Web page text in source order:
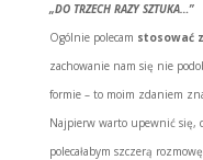
„DO TRZECH RAZY SZTUKA…”
Ogólnie polecam stosować
zachowanie nam się nie
formie – to moim zdaniem
Najpierw warto upewnić się,
polecałabym szczerą